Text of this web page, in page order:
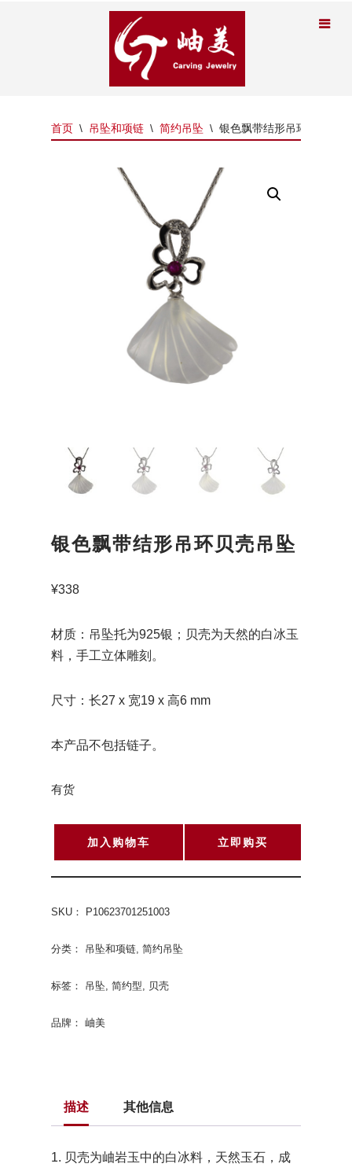
首页 \ 吊坠和项链 \ 简约吊坠 \ 银色飘带结形吊环贝壳吊坠
银色飘带结形吊环贝壳吊坠
¥338
材质：吊坠托为925银；贝壳为天然的白冰玉
料，手工立体雕刻。
尺寸：长27 x 宽19 x 高6 mm
本产品不包括链子。
有货
加入购物车 立即购买
SKU： P10623701251003
分类： 吊坠和项链, 简约吊坠
标签： 吊坠, 简约型, 贝壳
品牌： 岫美
描述 其他信息
1. 贝壳为岫岩玉中的白冰料，天然玉石，成